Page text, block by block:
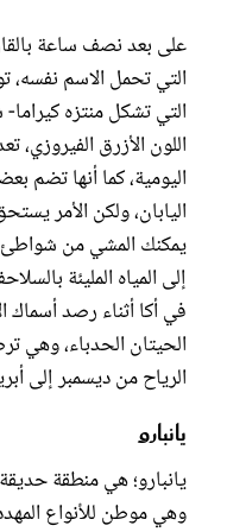
على بعد نصف ساعة
التي تحمل الاسم
التي تشكل منتزه
اللون الأزرق
اليومية، كما أنها تضم
اليابان، ولكن الأمر
يمكنك المشي من شواطئ
إلى المياه المليئة
في أكا أثناء رصد أسماك
الحيتان الحدباء، وهي
الرياح من ديسمبر إلى
يانبارو
يانبارو؛ هي منطقة
وهي موطن للأنواع